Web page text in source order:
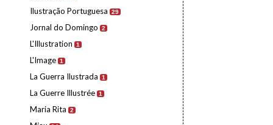
Ilustração Portuguesa 29
Jornal do Domingo 2
L'Illustration 1
L'Image 1
La Guerra Ilustrada 1
La Guerre Illustrée 1
Maria Rita 2